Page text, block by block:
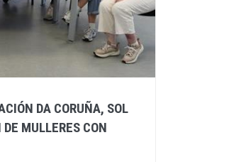
DA CORUÑA, SOL
MULLERES CON